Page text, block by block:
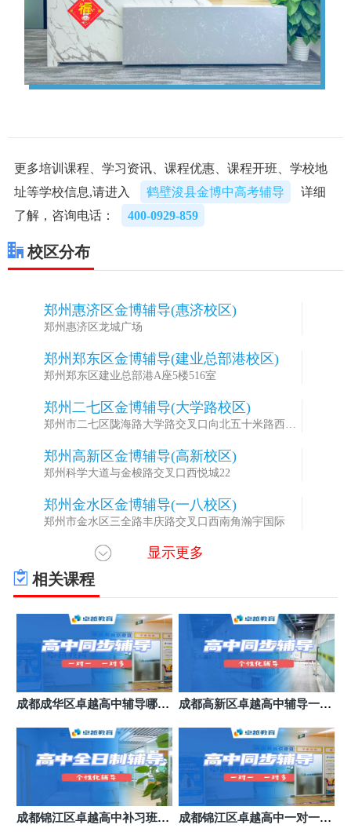
更多培训课程、学习资讯、课程优惠、课程开班、学校地
址等学校信息,请进入
鹤壁浚县金博中高考辅导
详细
了解，咨询电话：
400-0929-859
校区分布
郑州惠济区金博辅导(惠济校区)
郑州惠济区龙城广场
郑州郑东区金博辅导(建业总部港校区)
郑州郑东区建业总部港A座5楼516室
郑州二七区金博辅导(大学路校区)
郑州市二七区陇海路大学路交叉口向北五十米路西华
郑州高新区金博辅导(高新校区)
郑州科学大道与金梭路交叉口西悦城22
郑州金水区金博辅导(一八校区)
郑州市金水区三全路丰庆路交叉口西南角瀚宇国际
郑州管城区金博辅导(航海广场校区)
郑州管城回族区豫英路与航海东路交叉口东南120米正
商国际观广场A座2204
郑州郑东区金博辅导(郑东校区)
郑州郑东新区商都路与康平路交叉口东南角佳田商务
中心
8
郑州金水区金博中高考辅导(迎宾路/全日
制校区)
郑州市金水区经七路郑州五月时尚酒店
9 新乡市金博中高考辅导(蓝堡湾校区)
长中心
10 开封龙亭区金博中高考辅导开封万达校区
开封市示范区郑开大道与三大街交叉口南50米
郑州经开区金博辅导(经开校区)
郑州经开四大街与航海东路交叉口天明国际中心9楼
显示更多
相关课程
成都成华区卓越高中辅导哪个
成都高新区卓越高中辅导一对
成都锦江区卓越高中补习班暑
成都锦江区卓越高中一对一收